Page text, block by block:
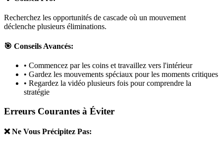
Recherchez les opportunités de cascade où un mouvement
déclenche plusieurs éliminations.
🎯 Conseils Avancés:
• Commencez par les coins et travaillez vers l'intérieur
• Gardez les mouvements spéciaux pour les moments critiques
• Regardez la vidéo plusieurs fois pour comprendre la
stratégie
Erreurs Courantes à Éviter
❌ Ne Vous Précipitez Pas: